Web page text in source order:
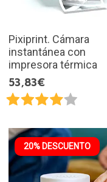
Pixiprint. Cámara
instantánea con
impresora térmica
53,83€
20% DESCUENTO